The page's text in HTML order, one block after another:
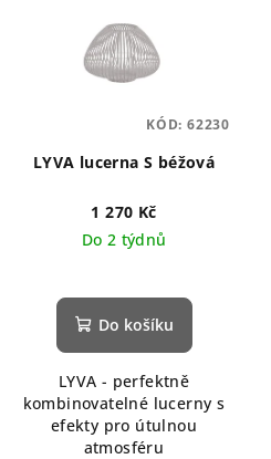
LYVA lucerna S béžová
1 270 Kč
Do 2 týdnů
Do košíku
LYVA - perfektně
kombinovatelné lucerny s
efekty pro útulnou
atmosféru
KÓD: 62230